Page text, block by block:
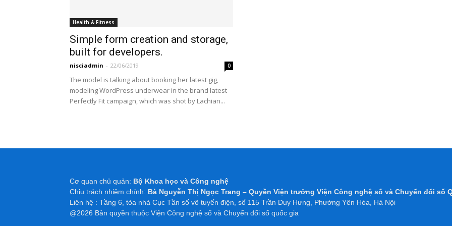
Health & Fitness
Simple form creation and storage,
built for developers.
nisciadmin - 22/06/2019 0
The model is talking about booking her latest gig,
modeling WordPress underwear in the brand latest
Perfectly Fit campaign, which was shot by Lachian...
Cơ quan chủ quản: Bộ Khoa học và Công nghệ
Chịu trách nhiệm chính: Bà Nguyễn Thị Ngọc Trang – Quyền Viện trưởng Viện Công nghệ số và Chuyển đổi số
Liên hệ : Tầng 6, tòa nhà Cục Tần số vô tuyến điện, số 115 Trần Duy Hưng, Phường Yên Hòa, Hà Nội
@2026 Bản quyền thuộc Viện Công nghệ số và Chuyển đổi số quốc gia